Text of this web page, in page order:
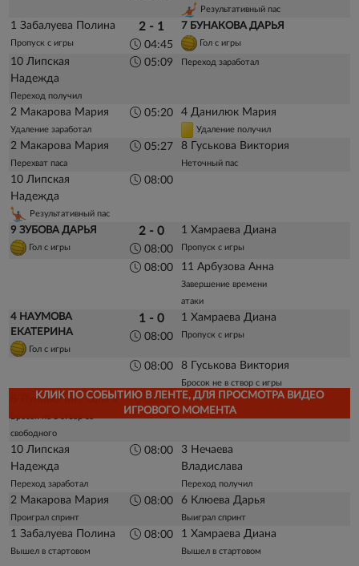
Результативный пас
1 Забалуева Полина
Пропуск с игры
2 - 1
04:45
7 БУНАКОВА ДАРЬЯ
Гол с игры
10 Липская
Надежда
Переход получил
05:09 Переход заработал
2 Макарова Мария
Удаление заработал
05:20 4 Данилюк Мария
Удаление получил
2 Макарова Мария
Перехват паса
05:27 8 Гуськова Виктория
Неточный пас
10 Липская
Надежда
Результативный пас
08:00
9 ЗУБОВА ДАРЬЯ
Гол с игры
2 - 0
08:00
1 Хамраева Диана
Пропуск с игры
08:00 11 Арбузова Анна
Завершение времени
атаки
4 НАУМОВА
ЕКАТЕРИНА
Гол с игры
1 - 0
08:00
1 Хамраева Диана
Пропуск с игры
08:00 8 Гуськова Виктория
Бросок не в створ с игры
8 Лупиногина Ольга
свободного
08:00
10 Липская
Надежда
Переход заработал
08:00
3 Нечаева
Владислава
Переход получил
2 Макарова Мария
Проиграл спринт
08:00 6 Клюева Дарья
Выиграл спринт
1 Забалуева Полина
Вышел в стартовом
08:00 1 Хамраева Диана
Вышел в стартовом
КЛИК ПО СОБЫТИЮ В ЛЕНТЕ, ДЛЯ ПРОСМОТРА ВИДЕО
ИГРОВОГО МОМЕНТА